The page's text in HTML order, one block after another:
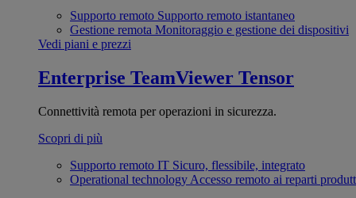
Supporto remoto Supporto remoto istantaneo
Gestione remota Monitoraggio e gestione dei dispositivi
Vedi piani e prezzi
Enterprise TeamViewer Tensor
Connettività remota per operazioni in sicurezza.
Scopri di più
Supporto remoto IT Sicuro, flessibile, integrato
Operational technology Accesso remoto ai reparti